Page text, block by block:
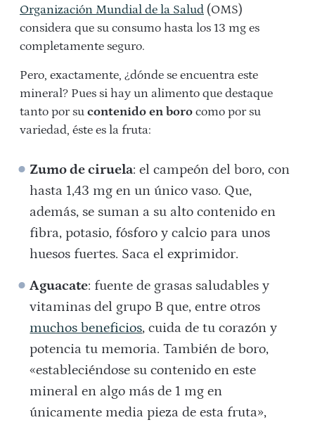
Organización Mundial de la Salud (OMS)
considera que su consumo hasta los 13 mg es
completamente seguro.
Pero, exactamente, ¿dónde se encuentra este
mineral? Pues si hay un alimento que destaque
tanto por su contenido en boro como por su
variedad, éste es la fruta:
Zumo de ciruela: el campeón del boro, con
hasta 1,43 mg en un único vaso. Que,
además, se suman a su alto contenido en
fibra, potasio, fósforo y calcio para unos
huesos fuertes. Saca el exprimidor.
Aguacate: fuente de grasas saludables y
vitaminas del grupo B que, entre otros
muchos beneficios, cuida de tu corazón y
potencia tu memoria. También de boro,
«estableciéndose su contenido en este
mineral en algo más de 1 mg en
únicamente media pieza de esta fruta»,